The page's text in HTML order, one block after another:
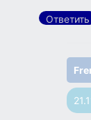
Ответить